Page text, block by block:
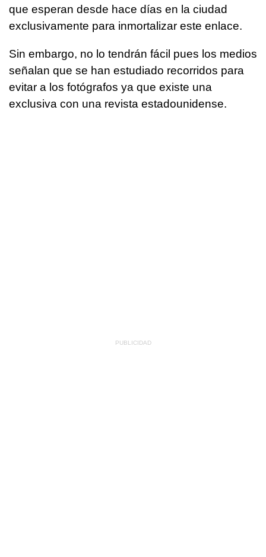
que esperan desde hace días en la ciudad
exclusivamente para inmortalizar este enlace.
Sin embargo, no lo tendrán fácil pues los medios
señalan que se han estudiado recorridos para
evitar a los fotógrafos ya que existe una
exclusiva con una revista estadounidense.